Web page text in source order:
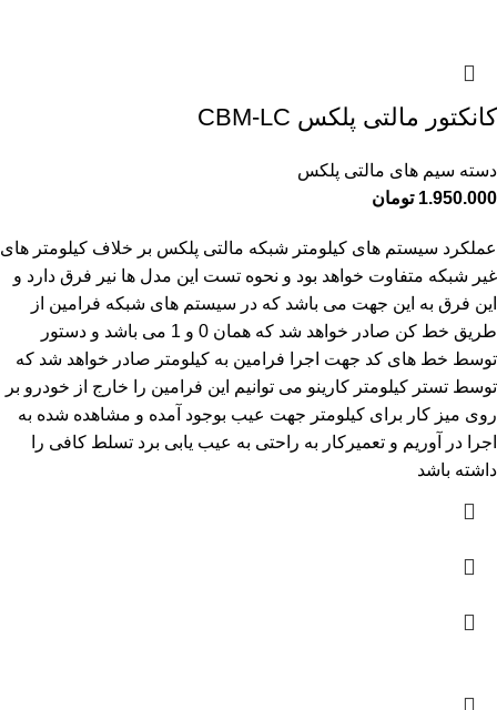
کانکتور مالتی پلکس CBM-LC
دسته سیم های مالتی پلکس
1.950.000 تومان
عملکرد سیستم های کیلومتر شبکه مالتی پلکس بر خلاف کیلومتر های
غیر شبکه متفاوت خواهد بود و نحوه تست این مدل ها نیر فرق دارد و
این فرق به این جهت می باشد که در سیستم های شبکه فرامین از
طریق خط کن صادر خواهد شد که همان 0 و 1 می باشد و دستور
توسط خط های کد جهت اجرا فرامین به کیلومتر صادر خواهد شد که
توسط تستر کیلومتر کارینو می توانیم این فرامین را خارج از خودرو بر
روی میز کار برای کیلومتر جهت عیب بوجود آمده و مشاهده شده به
اجرا در آوریم و تعمیرکار به راحتی به عیب یابی برد تسلط کافی را
داشته باشد